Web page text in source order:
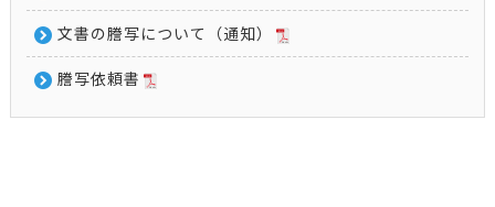
文書の謄写について（通知）
謄写依頼書